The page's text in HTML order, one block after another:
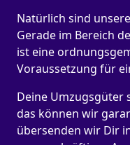
Natürlich sind
Gerade im Bereich
ist eine
Voraussetzung für
Deine Umzugsgüter
das können wir
übersenden wir Dir